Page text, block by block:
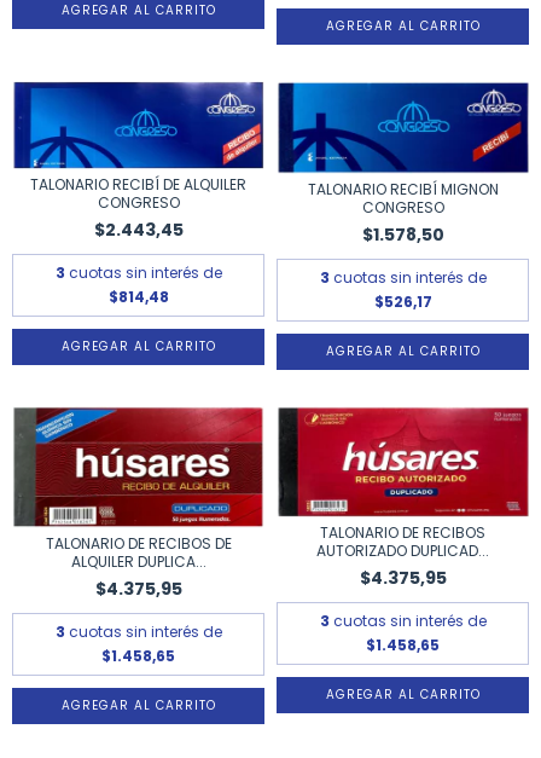
TALONARIO RECIBÍ DE ALQUILER
CONGRESO
$2.443,45
3 cuotas sin interés de
$814,48
TALONARIO RECIBÍ MIGNON
CONGRESO
$1.578,50
3 cuotas sin interés de
$526,17
TALONARIO DE RECIBOS DE
ALQUILER DUPLICA...
$4.375,95
3 cuotas sin interés de
$1.458,65
TALONARIO DE RECIBOS
AUTORIZADO DUPLICAD...
$4.375,95
3 cuotas sin interés de
$1.458,65